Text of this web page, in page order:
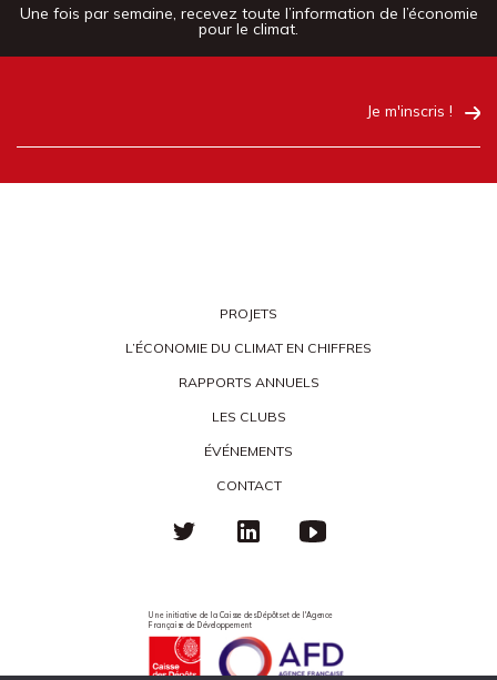
Une fois par semaine, recevez toute l’information de l’économie
pour le climat.
Je m'inscris !
PROJETS
L’ÉCONOMIE DU CLIMAT EN CHIFFRES
RAPPORTS ANNUELS
LES CLUBS
ÉVÉNEMENTS
CONTACT
Une initiative de la Caisse des Dépôts et de l'Agence
Française de Développement